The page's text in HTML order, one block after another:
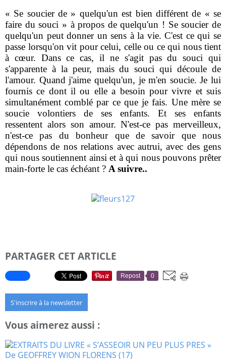
« Se soucier de » quelqu'un est bien différent de « se
faire du souci » à propos de quelqu'un ! Se soucier de
quelqu'un peut donner un sens à la vie. C'est ce qui se
passe lorsqu'on vit pour celui, celle ou ce qui nous tient
à cœur. Dans ce cas, il ne s'agit pas du souci qui
s'apparente à la peur, mais du souci qui découle de
l'amour. Quand j'aime quelqu'un, je m'en soucie. Je lui
fournis ce dont il ou elle a besoin pour vivre et suis
simultanément comblé par ce que je fais. Une mère se
soucie volontiers de ses enfants. Et ses enfants
ressentent alors son amour. N'est-ce pas merveilleux,
n'est-ce pas du bonheur que de savoir que nous
dépendons de nos relations avec autrui, avec des gens
qui nous soutiennent ainsi et à qui nous pouvons prêter
main-forte le cas échéant ? A suivre..
PARTAGER CET ARTICLE
Repost 0
S'inscrire à la newsletter
Vous aimerez aussi :